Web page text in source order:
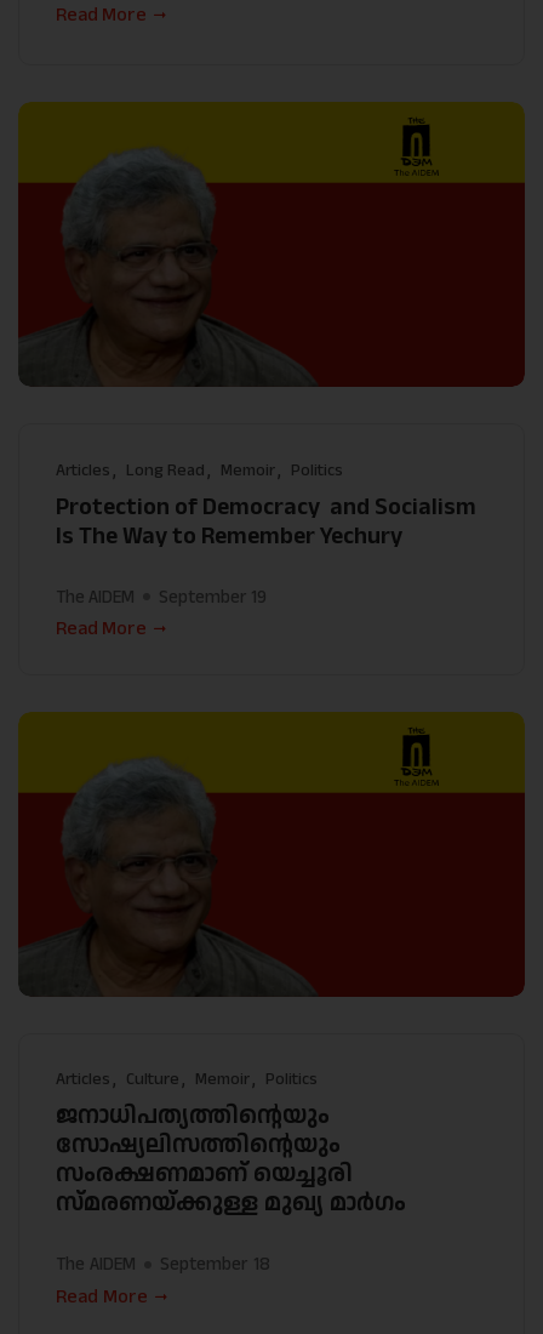
Read More
Articles Long Read Memoir Politics
Protection of Democracy and Socialism
Is The Way to Remember Yechury
The AIDEM
September 19
Read More
Articles Culture Memoir Politics
ജനാധിപത്യത്തിന്റെയും
സോഷ്യലിസത്തിന്റെയും
സംരക്ഷണമാണ് യെച്ചൂരി
സ്മരണയ്ക്കുള്ള മുഖ്യ മാർഗം
The AIDEM September 18
Read More